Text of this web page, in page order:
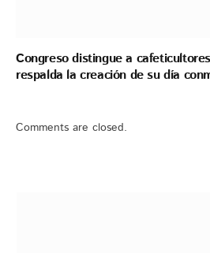
Congreso distingue a
respalda la creación de su día
Comments are closed.